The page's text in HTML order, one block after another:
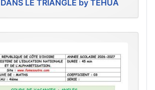
LE TRIANGLE by TEHUA